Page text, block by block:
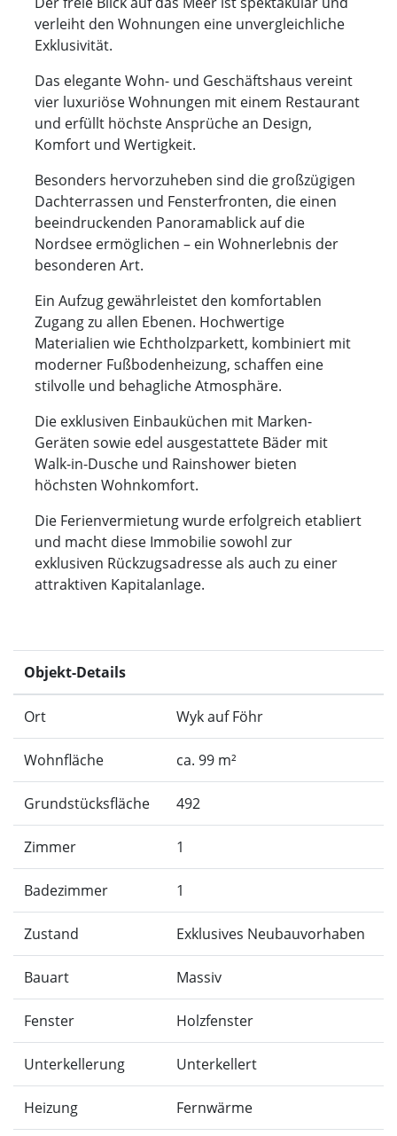
verleiht den Wohnungen eine unvergleichliche
Exklusivität.
Das elegante Wohn- und Geschäftshaus vereint
vier luxuriöse Wohnungen mit einem Restaurant
und erfüllt höchste Ansprüche an Design,
Komfort und Wertigkeit.
Besonders hervorzuheben sind die großzügigen
Dachterrassen und Fensterfronten, die einen
beeindruckenden Panoramablick auf die
Nordsee ermöglichen – ein Wohnerlebnis der
besonderen Art.
Ein Aufzug gewährleistet den komfortablen
Zugang zu allen Ebenen. Hochwertige
Materialien wie Echtholzparkett, kombiniert mit
moderner Fußbodenheizung, schaffen eine
stilvolle und behagliche Atmosphäre.
Die exklusiven Einbauküchen mit Marken-
Geräten sowie edel ausgestattete Bäder mit
Walk-in-Dusche und Rainshower bieten
höchsten Wohnkomfort.
Die Ferienvermietung wurde erfolgreich etabliert
und macht diese Immobilie sowohl zur
exklusiven Rückzugsadresse als auch zu einer
attraktiven Kapitalanlage.
Objekt-Details
Ort Wyk auf Föhr
Wohnfläche ca. 99 m²
Grundstücksfläche 492
Zimmer 1
Badezimmer 1
Zustand Exklusives Neubauvorhaben
Bauart Massiv
Fenster Holzfenster
Unterkellerung Unterkellert
Heizung Fernwärme